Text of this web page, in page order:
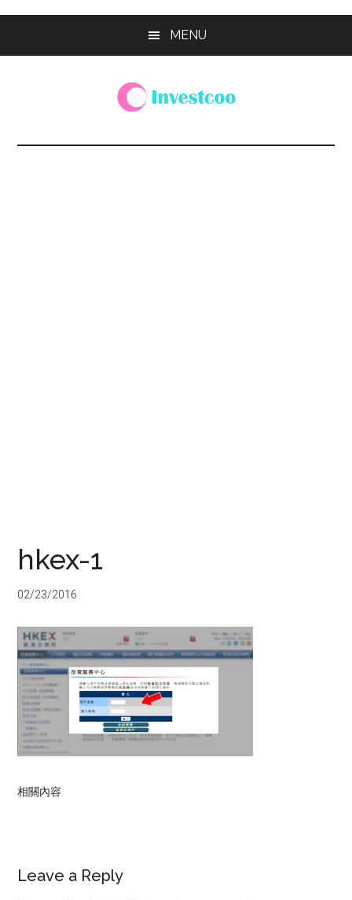
MENU
Investcoo
個
hkex-1
02/23/2016
相關內容
Reader
Leave a Reply